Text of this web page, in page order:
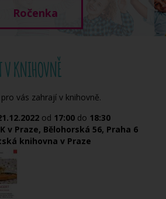
Ročenka
KNIHOVNĚ
vás zahrají v knihovně.
od 17:00 do 18:30
v Praze, Bělohorská 56, Praha 6
knihovna v Praze